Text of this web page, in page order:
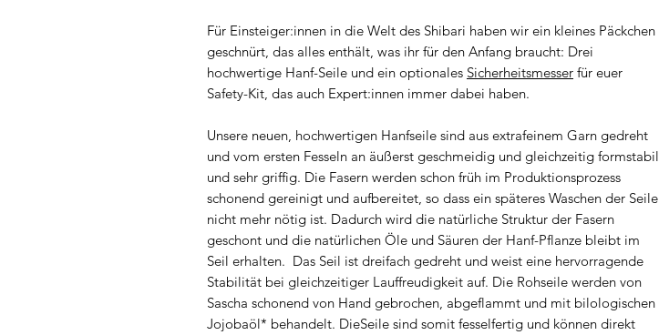
Für Einsteiger:innen in die Welt des Shibari haben wir ein kleines Päckchen
geschnürt, das alles enthält, was ihr für den Anfang braucht: Drei
hochwertige Hanf-Seile und ein optionales Sicherheitsmesser für euer
Safety-Kit, das auch Expert:innen immer dabei haben.
Unsere neuen, hochwertigen Hanfseile sind aus extrafeinem Garn gedreht
und vom ersten Fesseln an äußerst geschmeidig und gleichzeitig formstabil
und sehr griffig. Die Fasern werden schon früh im Produktionsprozess
schonend gereinigt und aufbereitet, so dass ein späteres Waschen der Seile
nicht mehr nötig ist. Dadurch wird die natürliche Struktur der Fasern
geschont und die natürlichen Öle und Säuren der Hanf-Pflanze bleibt im
Seil erhalten. Das Seil ist dreifach gedreht und weist eine hervorragende
Stabilität bei gleichzeitiger Lauffreudigkeit auf. Die Rohseile werden von
Sascha schonend von Hand gebrochen, abgeflammt und mit bilologischen
Jojobaöl* behandelt. DieSeile sind somit fesselfertig und können direkt